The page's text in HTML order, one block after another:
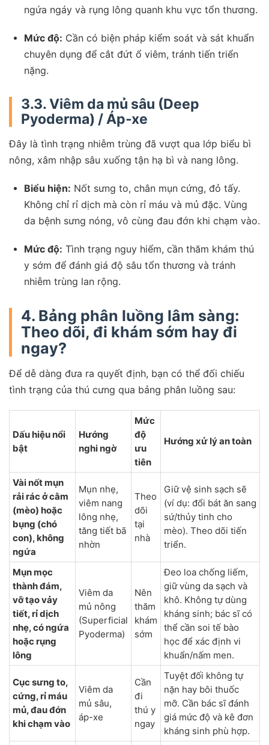
ngứa ngáy và rụng lông quanh khu vực tổn thương.
Mức độ: Cần có biện pháp kiểm soát và sát khuẩn
chuyên dụng để cắt đứt ổ viêm, tránh tiến triển
nặng.
3.3. Viêm da mủ sâu (Deep
Pyoderma) / Áp-xe
Đây là tình trạng nhiễm trùng đã vượt qua lớp biểu bì
nông, xâm nhập sâu xuống tận hạ bì và nang lông.
Biểu hiện: Nốt sưng to, chân mụn cứng, đỏ tấy.
Không chỉ rỉ dịch mà còn rỉ máu và mủ đặc. Vùng
da bệnh sưng nóng, vô cùng đau đớn khi chạm vào.
Mức độ: Tình trạng nguy hiểm, cần thăm khám thú
y sớm để đánh giá độ sâu tổn thương và tránh
nhiễm trùng lan rộng.
4. Bảng phân luồng lâm sàng:
Theo dõi, đi khám sớm hay đi
ngay?
Để dễ dàng đưa ra quyết định, bạn có thể đối chiếu
tình trạng của thú cưng qua bảng phân luồng sau:
Dấu hiệu nổi
bật
Hướng
nghi ngờ
Mức
độ
ưu
tiên
Hướng xử lý an toàn
Vài nốt mụn
rải rác ở cằm
(mèo) hoặc
bụng (chó
con), không
ngứa
Mụn nhẹ,
viêm nang
lông nhẹ,
tăng tiết bã
nhờn
Theo
dõi
tại
nhà
Giữ vệ sinh sạch sẽ
(ví dụ: đổi bát ăn sang
sứ/thủy tinh cho
mèo). Theo dõi tiến
triển.
Mụn mọc
thành đám,
vỡ tạo vảy
tiết, rỉ dịch
nhẹ, có ngứa
hoặc rụng
lông
Viêm da
mủ nông
(Superficial
Pyoderma)
Nên
thăm
khám
sớm
Đeo loa chống liếm,
giữ vùng da sạch và
khô. Không tự dùng
kháng sinh; bác sĩ có
thể cần soi tế bào
học để xác định vi
khuẩn/nấm men.
Cục sưng to,
cứng, rỉ máu
mủ, đau đớn
khi chạm vào
Viêm da
mủ sâu,
áp-xe
Cần
đi
thú y
ngay
Tuyệt đối không tự
nặn hay bôi thuốc
mỡ. Cần bác sĩ đánh
giá mức độ và kê đơn
kháng sinh phù hợp.